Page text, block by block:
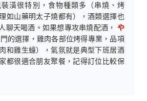
潢很特別，食物種類多（串燒、烤
如山藥明太子燒都有），酒類選擇也
聊天喝酒。如果想專攻串燒配酒， や
的選擇，雞肉各部位烤得專業，品項
和雞生蠔），氣氛就是典型下班居酒
都很適合朋友聚餐，記得訂位比較保